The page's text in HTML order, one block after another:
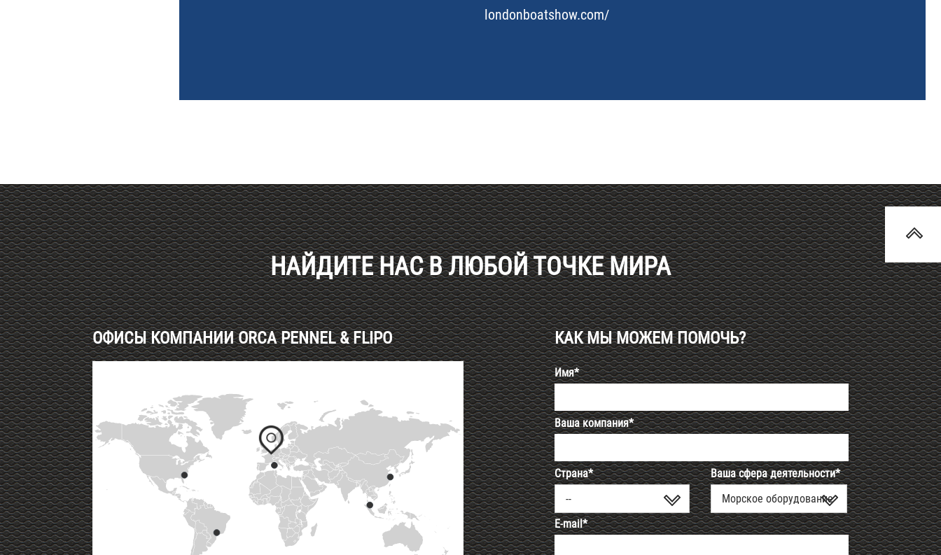
londonboatshow.com/
Haut de page
НАЙДИТЕ НАС В ЛЮБОЙ ТОЧКЕ МИРА
ОФИСЫ КОМПАНИИ ORCA PENNEL & FLIPO КАК МЫ МОЖЕМ ПОМОЧЬ?
Имя*
Ваша компания*
Страна*
--
Ваша сфера деятельности*
Морское оборудование
E-mail*